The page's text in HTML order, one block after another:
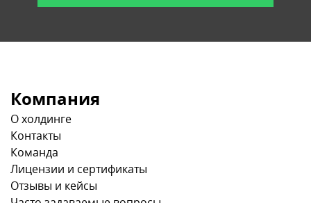
Часто задаваемые вопросы
Политика конфиденциальности
Топ-услуги
Гражданство ЕС
Гражданство Румынии
Гражданство Болгарии
Гражданство Армении
Гражданство Польши
Гражданство Кыргызстана